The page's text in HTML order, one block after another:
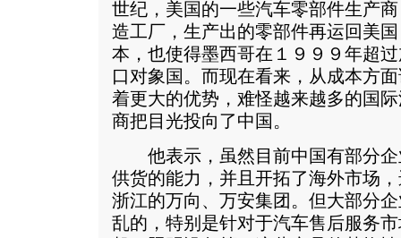
世纪，美国的一些汽车零部件生产
造工厂，生产出的零部件再运回美
本，也使得墨西哥在１９９９年超
口对象国。而现在看来，从成本方
着更大的优势，难怪越来越多的国
商把目光投向了中国。
他表示，虽然目前中国有部分企
供货的能力，并且开拓了海外市场
浙江的万向、万安集团。但大部分
乱的，特别是针对于汽车售后服务